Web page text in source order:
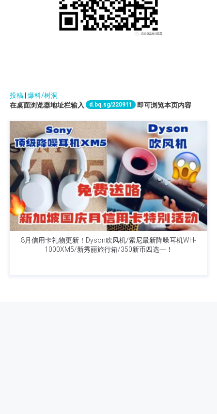
投稿 爆料/树洞
在桌面浏览器地址栏输入
d.bq.sg/220911 即可浏览本页内容
8月信用卡礼物更新！Dyson吹风机/索尼最新降噪耳机WH-
1000XM5/新秀丽旅行箱/350新币四选一！